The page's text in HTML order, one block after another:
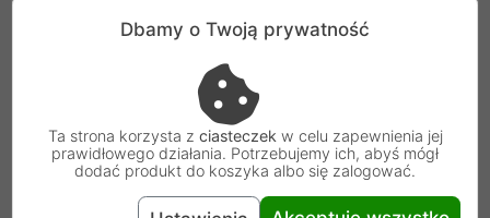
Serce wentylatora stanowi zaawansowany system
napędowy, który został zaprojektowany z myślą o
najwyższej kulturze dźwięku. Zastosowany 3-fazowy, 6-
polowy silnik pracuje ze specyficzną charakterystyką o
niskiej częstotliwości, co jest znacznie przyjemniejsze
Dbamy o Twoją prywatność
Ta strona korzysta z ciasteczek w celu zapewnienia jej
prawidłowego działania. Potrzebujemy ich, abyś mógł
dodać produkt do koszyka albo się zalogować.